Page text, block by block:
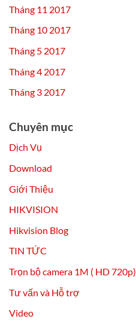
Tháng 11 2017
Tháng 10 2017
Tháng 5 2017
Tháng 4 2017
Tháng 3 2017
Chuyên mục
Dịch Vụ
Download
Giới Thiệu
HIKVISION
Hikvision Blog
TIN TỨC
Trọn bộ camera 1M ( HD 720p)
Tư vấn và Hỗ trợ
Video